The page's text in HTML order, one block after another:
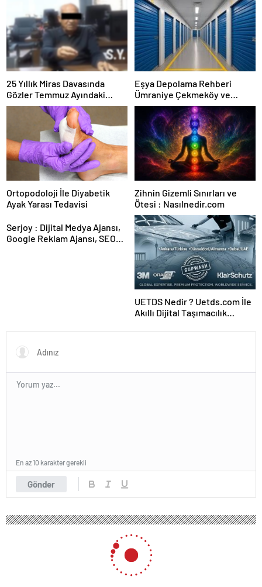
25 Yıllık Miras Davasında
Gözler Temmuz Ayındaki
Karar Duruşmasına Çevrildi
Eşya Depolama Rehberi
Ümraniye Çekmeköy ve
Kadıköy
Ortopodoloji İle Diyabetik
Ayak Yarası Tedavisi
Zihnin Gizemli Sınırları ve
Ötesi : Nasılnedir.com
Serjoy : Dijital Medya Ajansı,
Google Reklam Ajansı, SEO
UETDS Nedir ? Uetds.com İle
Akıllı Dijital Taşımacılık
Gönder
En az 10 karakter gerekli